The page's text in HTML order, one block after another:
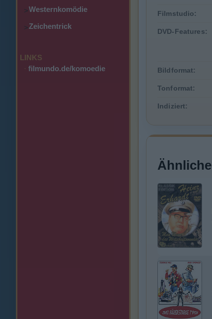
>Westernkomödie
>Zeichentrick
LINKS
· filmundo.de/komoedie
Filmstudio:
DVD-Features:
Bildformat:
Tonformat:
Indiziert: